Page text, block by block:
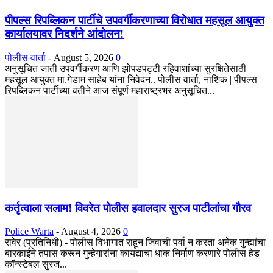
पीपल्स रिपब्लिकन पार्टीचे उपवर्गीकरणाच्या विरोधात महसूल आयुक्त
कार्यालयावर निदर्शने आंदोलन!
पोलीस वार्ता - August 5, 2026 0
अनुसूचित जाती उपवर्गीकरण आणि झोपडपट्टी रहिवाशांच्या सुरक्षितेसाठी
महसूल आयुक्त मा.गेडाम साहेब यांना निवेदन.. पोलीस वार्ता, नाशिक | पीपल्स
रिपब्लिकन पार्टीच्या वतीने आज संपूर्ण महाराष्ट्रभर अनुसूचित...
कर्तृत्वाला सलाम! विवरेत पोलीस हवालदार सुरज पाटीलांचा गौरव
Police Warta - August 4, 2026 0
रावेर (प्रतिनिधी) - पोलीस विभागात राहून जिवाची पर्वा न करता अनेक गुन्ह्यांचा
बारकाईने तपास करून गुन्हेगारांना कायद्याचा धाक निर्माण करणारे पोलीस हेड
कॉन्स्टेबल सुरज...